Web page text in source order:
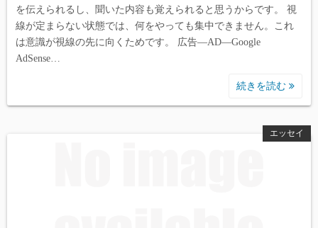
を伝えられるし、聞いた内容も覚えられると思うからです。 視
線が定まらない状態では、何をやっても集中できません。これ
は意識が視線の先に向くためです。 広告―AD―Google
AdSense…
続きを読む
エッセイ